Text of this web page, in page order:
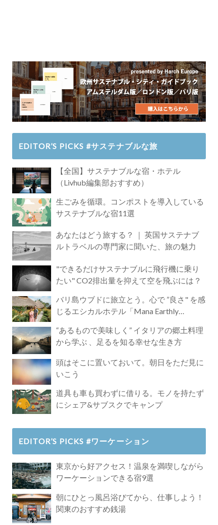
EDITOR’S PICKS #サステナブルな旅
【全国】サステナブルな宿・ホテル
（Livhub編集部おすすめ）
生ごみを循環。コンポストを導入している
サステナブルな宿11選
あなたはどう旅する？ ｜ 英国サステナブ
ルトラベルの専門家に聞いた、旅の魅力
"できるだけサステナブルに飛行機に乗り
たい" CO2排出量を抑えて空を飛ぶには？
バリ島ウブドに旅立とう。心で ”良さ" を感
じるエシカルホテル「Mana Earthly
“あるもので美味しく” イタリアの郷土料理
から学ぶ 、足るを知る幸せな生き方
頭はそこに置いておいて。朝日をただ見に
いこう
道具も車も買わずに借りる。モノを持たず
にシェア&サブスクでキャンプ
EDITOR’S PICKS #ワーケーション
東京から好アクセス！温泉を満喫しながら
ワーケーションできる宿9選
朝にひとっ風呂浴びてから、仕事しよう！
関東のおすすめ銭湯